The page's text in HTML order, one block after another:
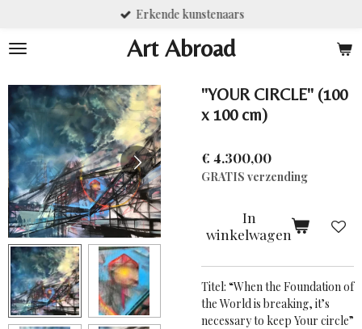
naar
hoofdinhoud
Art Abroad
Erkende kunstenaars
''YOUR CIRCLE'' (100
x 100 cm)
€ 4.300,00
GRATIS verzending
In
winkelwagen
Titel: “When the Foundation of
the World is breaking, it’s
necessary to keep Your circle”